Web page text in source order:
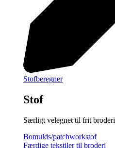
Stofberegner
Stof
Særligt velegnet til frit broderi
Bomulds/patchworkstof
Færdige tekstiler til broderi